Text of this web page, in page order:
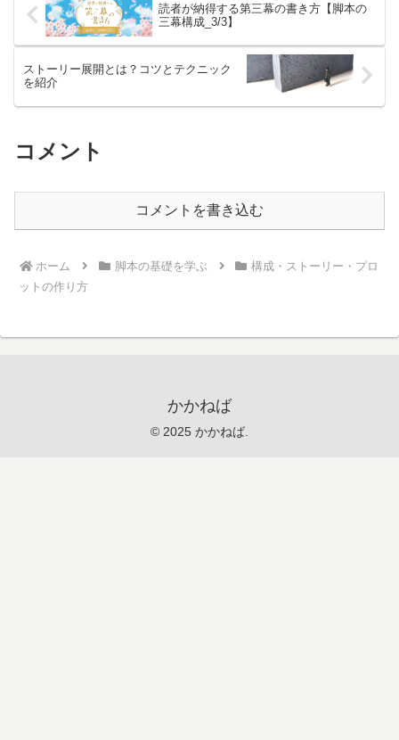
読者が納得する第三幕の書き方【脚本の
三幕構成_3/3】
ストーリー展開とは？コツとテクニック
を紹介
コメント
コメントを書き込む
ホーム 脚本の基礎を学ぶ
構成・ストーリー・プロ
ットの作り方
かかねば
© 2025 かかねば.